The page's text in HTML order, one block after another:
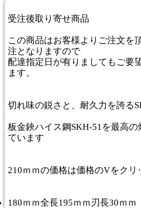
受注後取り寄せ商品
この商品はお客様よりご注文を
注となりますので
配達指定日が有りましてもご要
ます。
切れ味の鋭さと、耐久力を誇る
板金鋏ハイス鋼SKH-51を最高
ています
210ｍｍの価格は価格のVをクリ
180ｍｍ全長195ｍｍ刃長30ｍｍ